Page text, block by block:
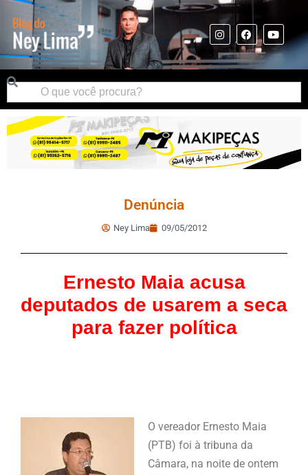
Denúncia
Ney Lima 09/05/2012
Ernesto Maia acusa
deputados de usarem a seca
para fazer política
O vereador Ernesto Maia
(PTB) foi à tribuna da
Câmara, na noite de ontem